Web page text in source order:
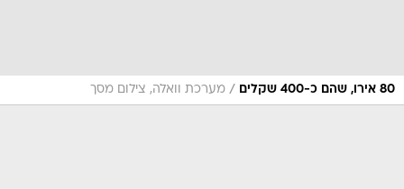
80 אירו, שהם כ-400 שקלים / מערכת וואלה, צילום מסך